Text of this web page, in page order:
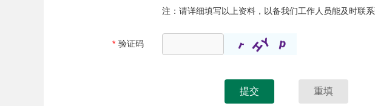
注：请详细填写以上资料，以备我们工作人员能及时联系
* 验证码
提交 重填